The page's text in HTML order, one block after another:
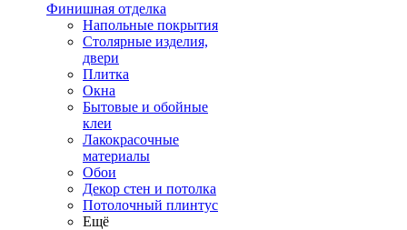
Финишная отделка
Напольные покрытия
Столярные изделия,
двери
Плитка
Окна
Бытовые и обойные
клеи
Лакокрасочные
материалы
Обои
Декор стен и потолка
Потолочный плинтус
Ещё